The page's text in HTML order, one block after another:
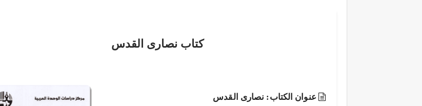
كتاب نصارى القدس
عنوان الكتاب: نصارى القدس